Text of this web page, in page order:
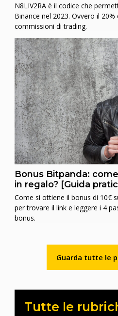
N8LIV2RA è il codice che
Binance nel 2023. Ovvero il
commissioni di trading.
Bonus Bitpanda:
in regalo? [Guida
Come si ottiene il bonus di 10€
per trovare il link e leggere i 4
bonus.
Guarda tutte le
Tutte le